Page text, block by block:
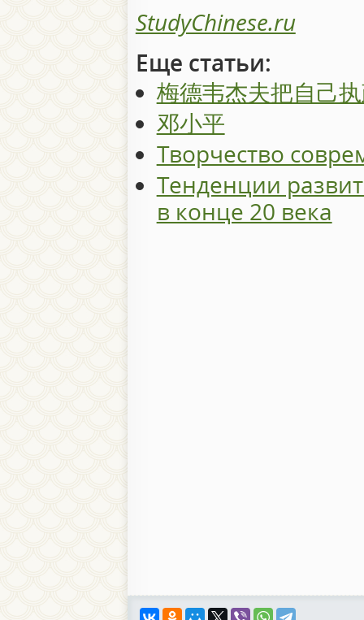
StudyChinese.ru
Еще статьи:
梅德韦杰夫把自己
邓小平
Творчество
Тенденции
в конце 20 века